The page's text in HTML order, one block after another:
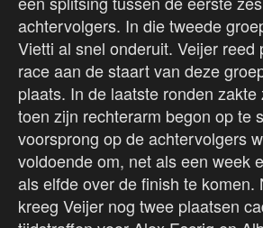
achtervolgers. In die tweede
Vietti al snel onderuit. Veijer reed
race aan de staart van deze
plaats. In de laatste ronden
toen zijn rechterarm begon op te
voorsprong op de achtervolgers
voldoende om, net als een week
als elfde over de finish te komen.
kreeg Veijer nog twee plaatsen